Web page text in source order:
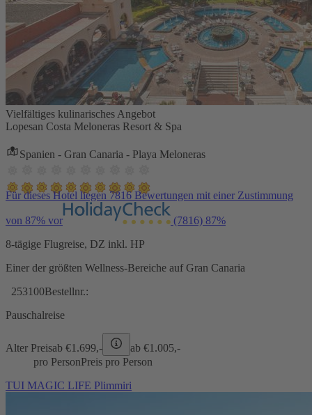
Vielfältiges kulinarisches Angebot
Lopesan Costa Meloneras Resort & Spa
Spanien - Gran Canaria - Playa Meloneras
Für dieses Hotel liegen 7816 Bewertungen mit einer Zustimmung
von 87% vor (7816) 87%
8-tägige Flugreise, DZ inkl. HP
Einer der größten Wellness-Bereiche auf Gran Canaria
253100Bestellnr.:
Pauschalreise
Alter Preisab €1.699,- ab €1.005,-
pro PersonPreis pro Person
TUI MAGIC LIFE Plimmiri